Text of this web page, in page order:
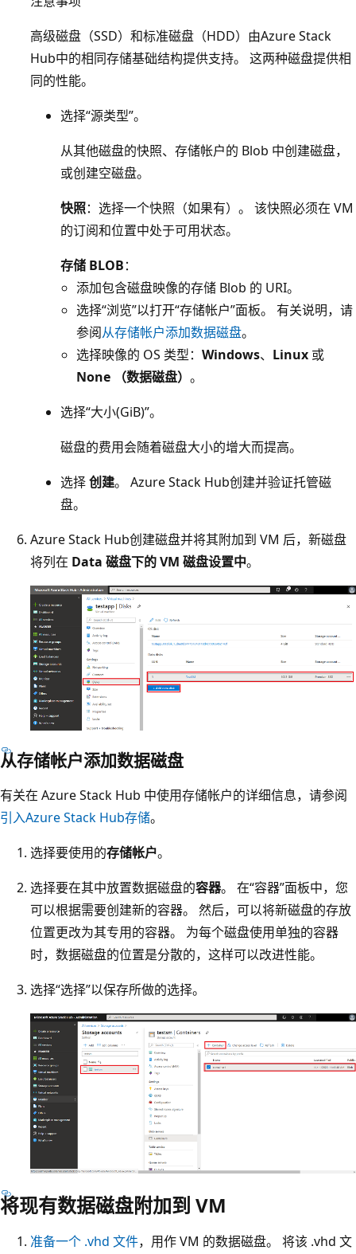
高级磁盘（SSD）和标准磁盘（HDD）由Azure Stack
Hub中的相同存储基础结构提供支持。 这两种磁盘提供相
同的性能。
选择“源类型”。
从其他磁盘的快照、存储帐户的 Blob 中创建磁盘，
或创建空磁盘。
快照：选择一个快照（如果有）。 该快照必须在 VM
的订阅和位置中处于可用状态。
存储 BLOB：
添加包含磁盘映像的存储 Blob 的 URI。
选择“浏览”以打开“存储帐户”面板。 有关说明，请
参阅从存储帐户添加数据磁盘。
选择映像的 OS 类型： Windows、 Linux 或
None （数据磁盘） 。
选择“大小(GiB)”。
磁盘的费用会随着磁盘大小的增大而提高。
选择创建。 Azure Stack Hub创建并验证托管磁
盘。
Azure Stack Hub创建磁盘并将其附加到 VM 后，新磁盘
将列在 Data 磁盘下的 VM 磁盘设置中。
从存储帐户添加数据磁盘
有关在 Azure Stack Hub 中使用存储帐户的详细信息，请参阅
引入Azure Stack Hub存储。
选择要使用的存储帐户。
选择要在其中放置数据磁盘的容器。 在“容器”面板中，您
可以根据需要创建新的容器。 然后，可以将新磁盘的存放
位置更改为其专用的容器。 为每个磁盘使用单独的容器
时，数据磁盘的位置是分散的，这样可以改进性能。
选择“选择”以保存所做的选择。
将现有数据磁盘附加到 VM
准备一个 .vhd 文件，用作 VM 的数据磁盘。 将该 .vhd 文